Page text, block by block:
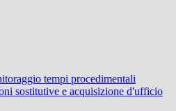
tempi procedimentali
sostitutive e acquisizione d'ufficio